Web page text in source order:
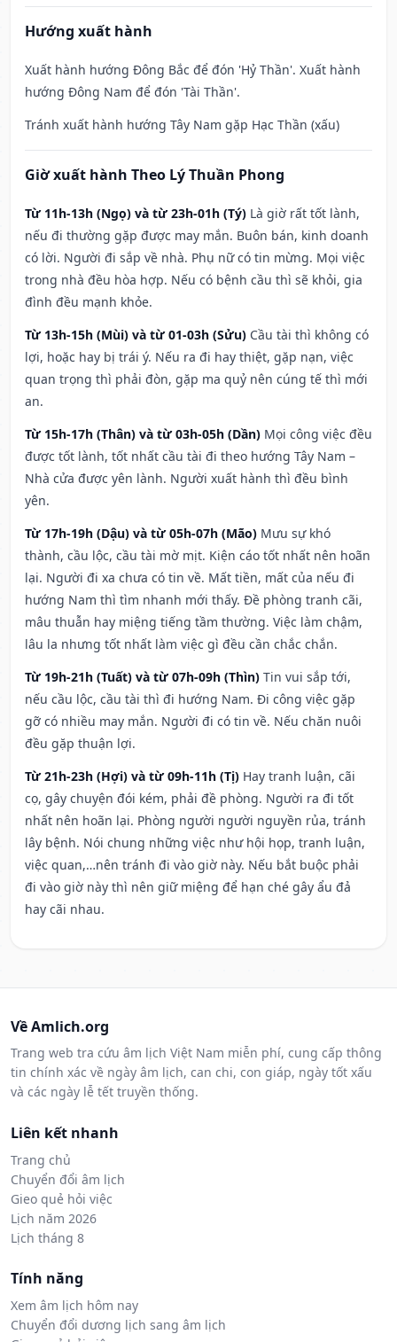
Hướng xuất hành
Xuất hành hướng Đông Bắc để đón 'Hỷ Thần'. Xuất hành
hướng Đông Nam để đón 'Tài Thần'.
Tránh xuất hành hướng Tây Nam gặp Hạc Thần (xấu)
Giờ xuất hành Theo Lý Thuần Phong
Từ 11h-13h (Ngọ) và từ 23h-01h (Tý) Là giờ rất tốt lành,
nếu đi thường gặp được may mắn. Buôn bán, kinh doanh
có lời. Người đi sắp về nhà. Phụ nữ có tin mừng. Mọi việc
trong nhà đều hòa hợp. Nếu có bệnh cầu thì sẽ khỏi, gia
đình đều mạnh khỏe.
Từ 13h-15h (Mùi) và từ 01-03h (Sửu) Cầu tài thì không có
lợi, hoặc hay bị trái ý. Nếu ra đi hay thiệt, gặp nạn, việc
quan trọng thì phải đòn, gặp ma quỷ nên cúng tế thì mới
an.
Từ 15h-17h (Thân) và từ 03h-05h (Dần) Mọi công việc đều
được tốt lành, tốt nhất cầu tài đi theo hướng Tây Nam –
Nhà cửa được yên lành. Người xuất hành thì đều bình
yên.
Từ 17h-19h (Dậu) và từ 05h-07h (Mão) Mưu sự khó
thành, cầu lộc, cầu tài mờ mịt. Kiện cáo tốt nhất nên hoãn
lại. Người đi xa chưa có tin về. Mất tiền, mất của nếu đi
hướng Nam thì tìm nhanh mới thấy. Đề phòng tranh cãi,
mâu thuẫn hay miệng tiếng tầm thường. Việc làm chậm,
lâu la nhưng tốt nhất làm việc gì đều cần chắc chắn.
Từ 19h-21h (Tuất) và từ 07h-09h (Thìn) Tin vui sắp tới,
nếu cầu lộc, cầu tài thì đi hướng Nam. Đi công việc gặp
gỡ có nhiều may mắn. Người đi có tin về. Nếu chăn nuôi
đều gặp thuận lợi.
Từ 21h-23h (Hợi) và từ 09h-11h (Tị) Hay tranh luận, cãi
cọ, gây chuyện đói kém, phải đề phòng. Người ra đi tốt
nhất nên hoãn lại. Phòng người người nguyền rủa, tránh
lây bệnh. Nói chung những việc như hội họp, tranh luận,
việc quan,…nên tránh đi vào giờ này. Nếu bắt buộc phải
đi vào giờ này thì nên giữ miệng để hạn ché gây ẩu đả
hay cãi nhau.
Về Amlich.org
Trang web tra cứu âm lịch Việt Nam miễn phí, cung cấp thông
tin chính xác về ngày âm lịch, can chi, con giáp, ngày tốt xấu
và các ngày lễ tết truyền thống.
Liên kết nhanh
Trang chủ
Chuyển đổi âm lịch
Gieo quẻ hỏi việc
Lịch năm 2026
Lịch tháng 8
Tính năng
Xem âm lịch hôm nay
Chuyển đổi dương lịch sang âm lịch